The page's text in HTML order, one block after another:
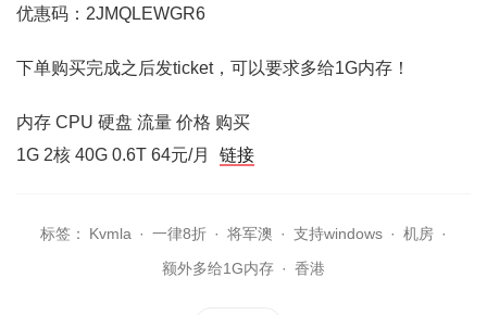
优惠码：2JMQLEWGR6
下单购买完成之后发ticket，可以要求多给1G内存！
内存 CPU 硬盘 流量 价格 购买
1G 2核 40G 0.6T 64元/月
链接
标签： Kvmla · 一律8折 · 将军澳 · 支持windows · 机房 ·
额外多给1G内存 · 香港